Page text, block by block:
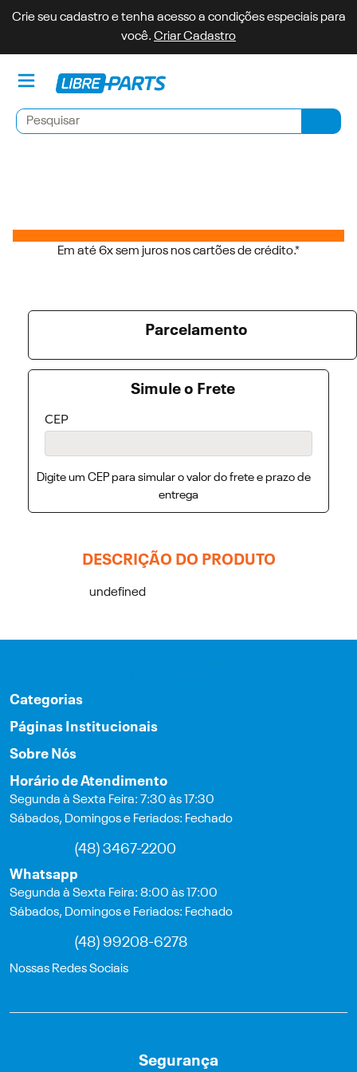
Crie seu cadastro e tenha acesso a condições especiais para
você. Criar Cadastro
Pesquisar
Em até 6x sem juros nos cartões de crédito.*
Parcelamento
Simule o Frete
CEP
Digite um CEP para simular o valor do frete e prazo de
entrega
DESCRIÇÃO DO PRODUTO
undefined
Categorias
Páginas Institucionais
Sobre Nós
Horário de Atendimento
Segunda à Sexta Feira: 7:30 às 17:30
Sábados, Domingos e Feriados: Fechado
(48) 3467-2200
Whatsapp
Segunda à Sexta Feira: 8:00 às 17:00
Sábados, Domingos e Feriados: Fechado
(48) 99208-6278
Nossas Redes Sociais
Segurança